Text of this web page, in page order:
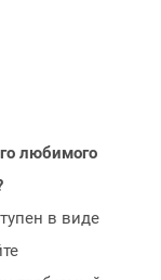
любимого
в виде